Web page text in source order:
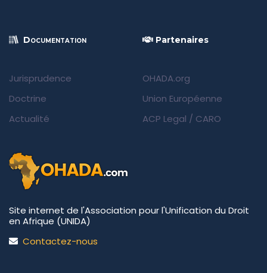
Documentation
Jurisprudence
Doctrine
Actualité
Partenaires
OHADA.org
Union Européenne
ACP Legal / CARO
Site internet de l'Association pour l'Unification du Droit
en Afrique (UNIDA)
Contactez-nous